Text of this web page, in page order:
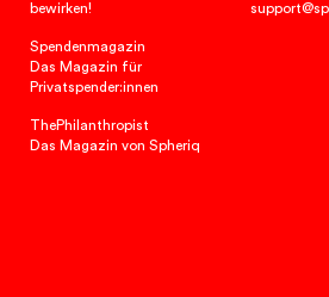
bewirken!
Spendenmagazin
Das Magazin für
Privatspender:innen
ThePhilanthropist
Das Magazin von Spheriq